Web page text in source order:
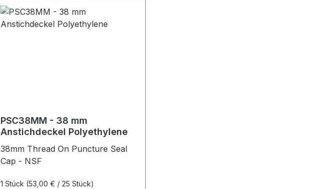
PSC38MM - 38 mm
Anstichdeckel Polyethylene
38mm Thread On Puncture Seal
Cap - NSF
1 Stück (53,00 € / 25 Stück)